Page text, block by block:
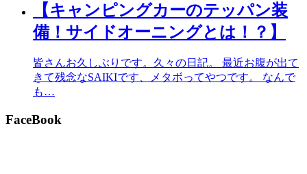
【キャンピングカーのテッパン装
備！サイドオーニングとは！？】
皆さんお久しぶりです。久々の日記。 最近お腹が出て
きて残念なSAIKIです、メタボってやつです。 なんで
も…
FaceBook